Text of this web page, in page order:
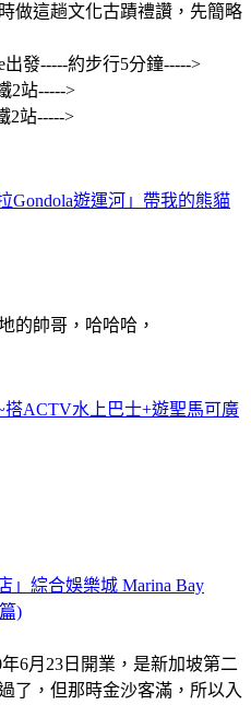
做這趟文化古蹟禮讚，先簡略
出發-----約步行5分鐘----->
2站----->
2站----->
Gondola遊運河」帶我的熊貓
的帥哥，哈哈哈，
ACTV水上巴士+遊聖馬可廣
」綜合娛樂城 Marina Bay
)
6月23日開業，是新加坡第二
了，但那時金沙客滿，所以入